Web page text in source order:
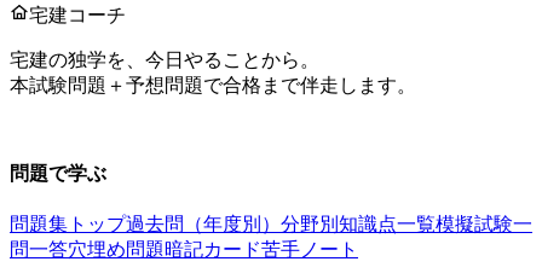
宅建コーチ
宅建の独学を、今日やることから。
本試験問題＋予想問題で合格まで伴走します。
問題で学ぶ
問題集トップ過去問（年度別） 分野別 知識点一覧模擬試験一
問一答穴埋め問題暗記カード苦手ノート